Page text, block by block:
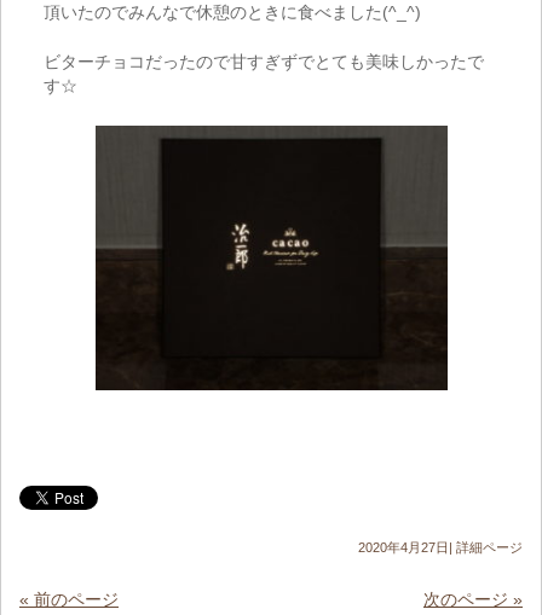
頂いたのでみんなで休憩のときに食べました(^_^)
ビターチョコだったので甘すぎずでとても美味しかったで
す☆
2020年4月27日| 詳細ページ
« 前のページ 次のページ »